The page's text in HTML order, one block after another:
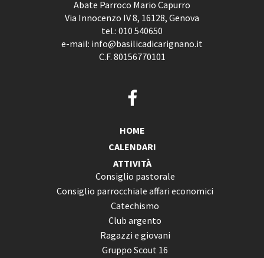
Abate Parroco Mario Capurro
Via Innocenzo IV 8, 16128, Genova
tel.: 010 540650
e-mail: info@basilicadicarignano.it
C.F. 80156770101
HOME
CALENDARI
ATTIVITÀ
Consiglio pastorale
Consiglio parrocchiale affari economici
Catechismo
Club argento
Ragazzi e giovani
Gruppo Scout 16